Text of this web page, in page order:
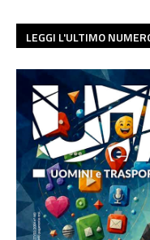
LEGGI L'ULTIMO